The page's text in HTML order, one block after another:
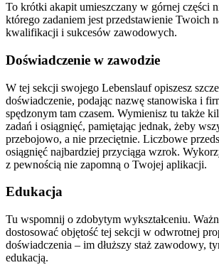
To krótki akapit umieszczany w górnej części
którego zadaniem jest przedstawienie Twoich
kwalifikacji i sukcesów zawodowych.
Doświadczenie w zawodzie
W tej sekcji swojego Lebenslauf opiszesz
doświadczenie, podając nazwę stanowiska i
spędzonym tam czasem. Wymienisz tu także
zadań i osiągnięć, pamiętając jednak, żeby
przebojowo, a nie przeciętnie. Liczbowe
osiągnięć najbardziej przyciąga wzrok.
z pewnością nie zapomną o Twojej aplikacji.
Edukacja
Tu wspomnij o zdobytym wykształceniu.
dostosować objętość tej sekcji w odwrotnej
doświadczenia – im dłuższy staż zawodowy,
edukacją.